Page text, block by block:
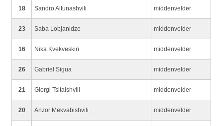
18 Sandro Altunashvili middenvelder
23 Saba Lobjanidze middenvelder
16 Nika Kvekveskiri middenvelder
26 Gabriel Sigua middenvelder
21 Giorgi Tsitaishvili middenvelder
20 Anzor Mekvabishvili middenvelder